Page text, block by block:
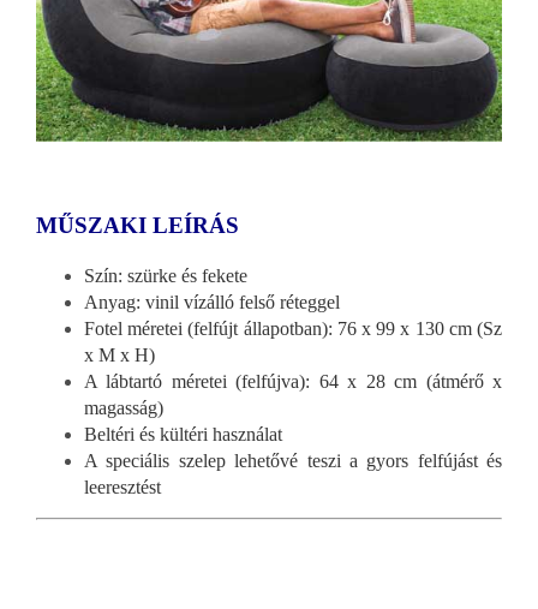
MŰSZAKI LEÍRÁS
Szín: szürke és fekete
Anyag: vinil vízálló felső réteggel
Fotel méretei (felfújt állapotban): 76 x 99 x 130 cm (Sz
x M x H)
A lábtartó méretei (felfújva): 64 x 28 cm (átmérő x
magasság)
Beltéri és kültéri használat
A speciális szelep lehetővé teszi a gyors felfújást és
leeresztést